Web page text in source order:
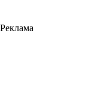
Реклама